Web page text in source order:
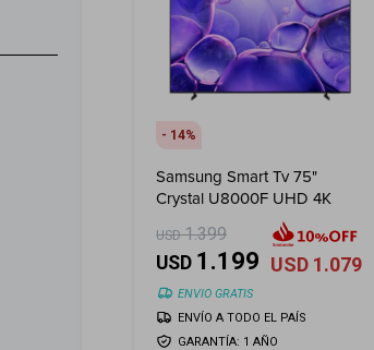
14
Samsung Smart Tv 75"
Crystal U8000F UHD 4K
USD 1.399
USD 1.199 USD 1.079
ENVIO GRATIS
GARANTÍA: 1 AÑO
ENVÍO A TODO EL PAÍS